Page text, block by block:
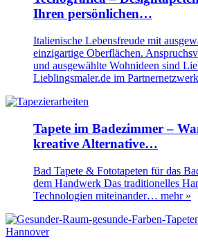
Ihren persönlichen…
Italienische Lebensfreude mit
einzigartige Oberflächen.
und ausgewählte Wohnideen sind
Lieblingsmaler.de im
Tapete im Badezimmer –
kreative Alternative…
Bad Tapete & Fototapeten für das
dem Handwerk Das traditionelles
Technologien miteinander… mehr »